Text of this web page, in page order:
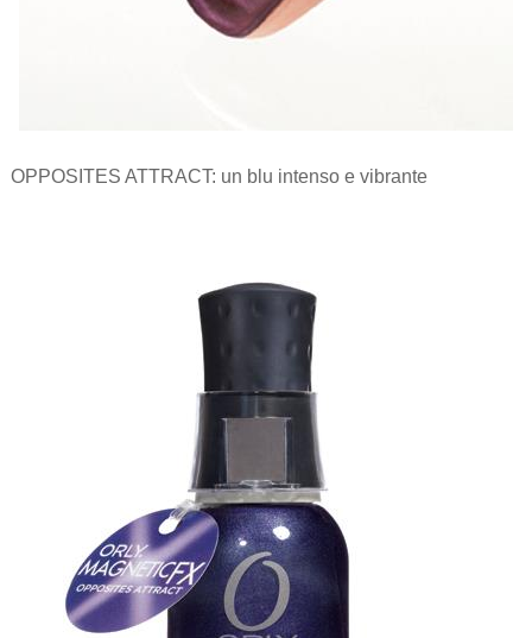
OPPOSITES ATTRACT: un blu intenso e vibrante